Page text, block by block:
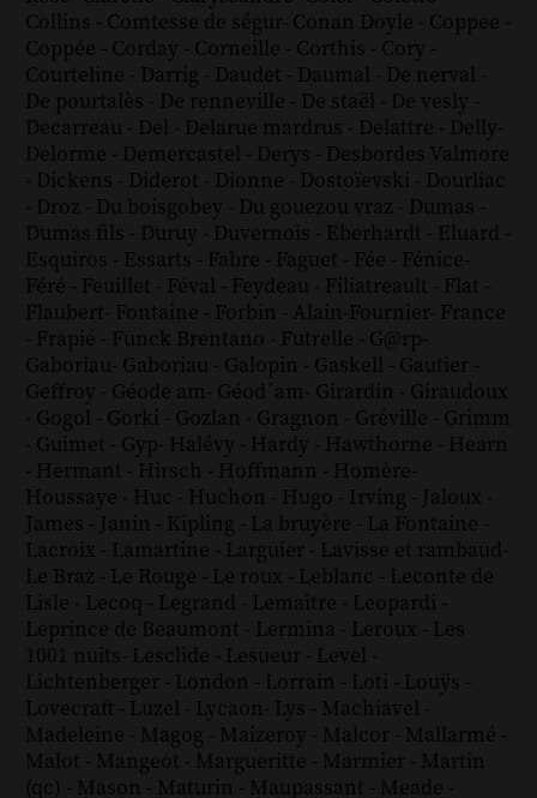
Collins - Comtesse de ségur- Conan Doyle - Coppee -
Coppée - Corday - Corneille - Corthis - Cory -
Courteline - Darrig - Daudet - Daumal - De nerval -
De pourtalès - De renneville - De staël - De vesly -
Decarreau - Del - Delarue mardrus - Delattre - Delly-
Delorme - Demercastel - Derys - Desbordes Valmore
- Dickens - Diderot - Dionne - Dostoïevski - Dourliac
- Droz - Du boisgobey - Du gouezou vraz - Dumas -
Dumas fils - Duruy - Duvernois - Eberhardt - Eluard -
Esquiros - Essarts - Fabre - Faguet - Fée - Fénice-
Féré - Feuillet - Féval - Feydeau - Filiatreault - Flat -
Flaubert- Fontaine - Forbin - Alain-Fournier- France
- Frapié - Funck Brentano - Futrelle - G@rp-
Gaboriau- Gaboriau - Galopin - Gaskell - Gautier -
Geffroy - Géode am- Géod´am- Girardin - Giraudoux
- Gogol - Gorki - Gozlan - Gragnon - Gréville - Grimm
- Guimet - Gyp- Halévy - Hardy - Hawthorne - Hearn
- Hermant - Hirsch - Hoffmann - Homère-
Houssaye - Huc - Huchon - Hugo - Irving - Jaloux -
James - Janin - Kipling - La bruyère - La Fontaine -
Lacroix - Lamartine - Larguier - Lavisse et rambaud-
Le Braz - Le Rouge - Le roux - Leblanc - Leconte de
Lisle - Lecoq - Legrand - Lemaître - Leopardi -
Leprince de Beaumont - Lermina - Leroux - Les
1001 nuits- Lesclide - Lesueur - Level -
Lichtenberger - London - Lorrain - Loti - Louÿs -
Lovecraft - Luzel - Lycaon- Lys - Machiavel -
Madeleine - Magog - Maizeroy - Malcor - Mallarmé -
Malot - Mangeot - Margueritte - Marmier - Martin
(qc) - Mason - Maturin - Maupassant - Meade -